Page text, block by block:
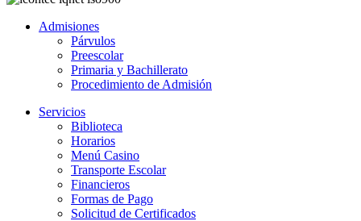
Admisiones
Párvulos
Preescolar
Primaria y Bachillerato
Procedimiento de Admisión
Servicios
Biblioteca
Horarios
Menú Casino
Transporte Escolar
Financieros
Formas de Pago
Solicitud de Certificados